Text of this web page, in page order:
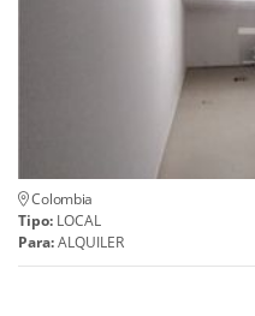
Colombia
Tipo: LOCAL
Para:ALQUILER